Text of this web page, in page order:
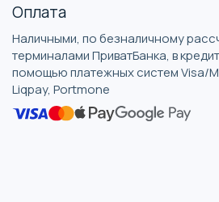
Оплата
Наличными, по безналичному
терминалами ПриватБанка, в
помощью платежных систем Visa/
Liqpay, Portmone